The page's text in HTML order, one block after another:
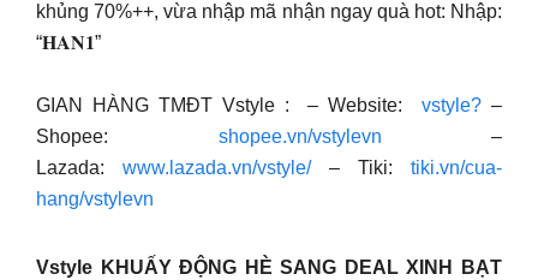
khủng 70%++, vừa nhập mã nhận ngay quà hot: Nhập:
“𝐇𝐀𝐍𝟏”
GIAN HÀNG TMĐT Vstyle : – Website: vstyle? –
Shopee: shopee.vn/vstylevn –
Lazada: www.lazada.vn/vstyle/– Tiki: tiki.vn/cua-
hang/vstylevn
Vstyle KHUẤY ĐỘNG HÈ SANG DEAL XINH BẠT